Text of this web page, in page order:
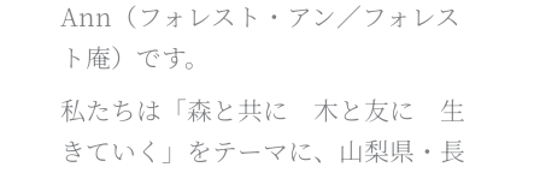
Ann（フォレスト・アン／フォレス
ト庵）です。
私たちは「森と共に 木と友に 生
きていく」をテーマに、山梨県・長